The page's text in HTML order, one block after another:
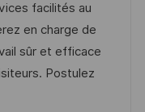
facilités au
en charge de
sûr et efficace
Postulez